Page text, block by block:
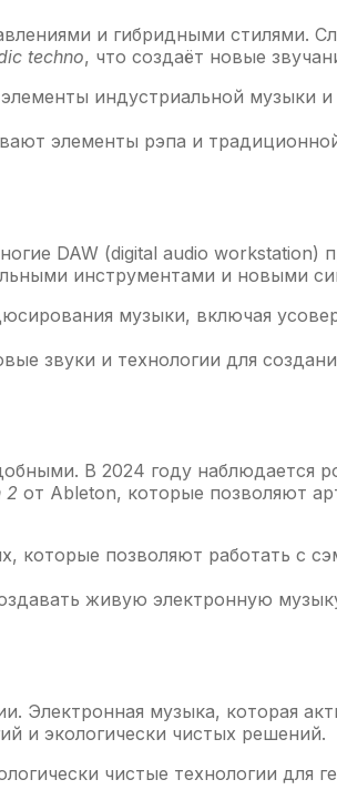
и гибридными стилями.
techno, что создаёт новые
индустриальной музыки
элементы рэпа и
DAW (digital audio workstation)
инструментами и новыми
музыки, включая
звуки и технологии для
В 2024 году наблюдается
2 от Ableton, которые позволяют
позволяют работать с
живую электронную
Электронная музыка, которая
и экологически чистых решений.
чистые технологии для